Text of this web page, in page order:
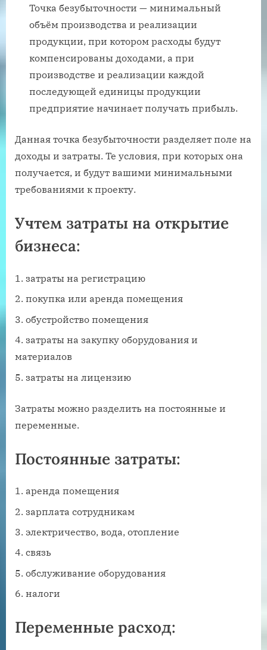
Точка безубыточности — минимальный
объём производства и реализации
продукции, при котором расходы будут
компенсированы доходами, а при
производстве и реализации каждой
последующей единицы продукции
предприятие начинает получать прибыль.
Данная точка безубыточности разделяет поле на
доходы и затраты. Те условия, при которых она
получается, и будут вашими минимальными
требованиями к проекту.
Учтем затраты на открытие
бизнеса:
затраты на регистрацию
покупка или аренда помещения
обустройство помещения
затраты на закупку оборудования и
материалов
затраты на лицензию
Затраты можно разделить на постоянные и
переменные.
Постоянные затраты:
аренда помещения
зарплата сотрудникам
электричество, вода, отопление
связь
обслуживание оборудования
налоги
Переменные расход: